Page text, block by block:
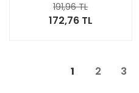
172,76 TL
191,96 TL
1 2 3